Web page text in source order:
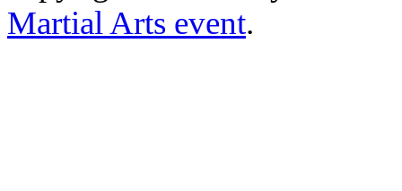
Martial Arts event.